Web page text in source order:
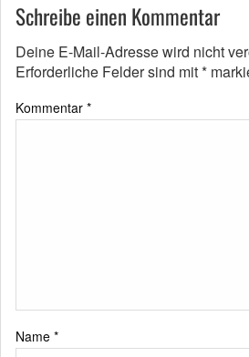
Schreibe einen Kommentar
Deine E-Mail-Adresse wird nicht
Erforderliche Felder sind mit*
Kommentar *
Name *